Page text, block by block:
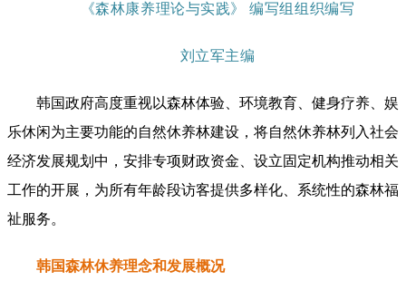
《森林康养理论与实践》 编写组组织编写
刘立军主编
韩国政府高度重视以森林体验、环境教育、健身疗养、娱
乐休闲为主要功能的自然休养林建设，将自然休养林列入社会
经济发展规划中，安排专项财政资金、设立固定机构推动相关
工作的开展，为所有年龄段访客提供多样化、系统性的森林福
祉服务。
韩国森林休养理念和发展概况